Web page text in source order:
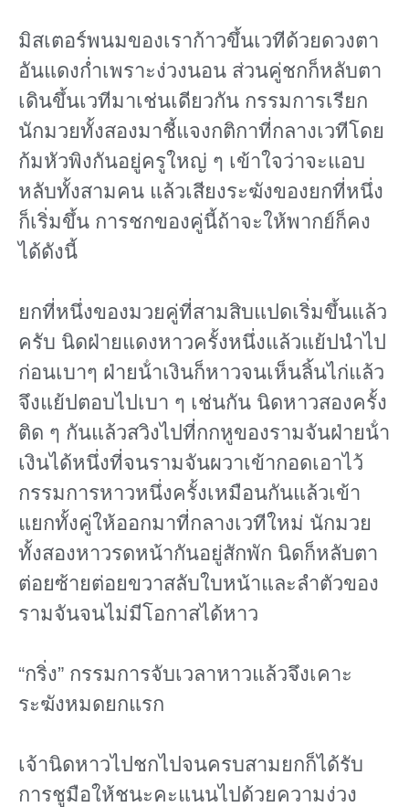
มิสเตอร์พนมของเราก้าวขึ้นเวทีด้วยดวงตา
อันแดงก่ำเพราะง่วงนอน ส่วนคู่ชกก็หลับตา
เดินขึ้นเวทีมาเช่นเดียวกัน กรรมการเรียก
นักมวยทั้งสองมาชี้แจงกติกาที่กลางเวทีโดย
ก้มหัวพิงกันอยู่ครูใหญ่ ๆ เข้าใจว่าจะแอบ
หลับทั้งสามคน แล้วเสียงระฆังของยกที่หนึ่ง
ก็เริ่มขึ้น การชกของคู่นี้ถ้าจะให้พากย์ก็คง
ได้ดังนี้
ยกที่หนึ่งของมวยคู่ที่สามสิบแปดเริ่มขึ้นแล้ว
ครับ นิดฝ่ายแดงหาวครั้งหนึ่งแล้วแย้ปนําไป
ก่อนเบาๆ ฝ่ายน้ําเงินก็หาวจนเห็นลิ้นไก่แล้ว
จึงแย้ปตอบไปเบา ๆ เช่นกัน นิดหาวสองครั้ง
ติด ๆ กันแล้วสวิงไปที่กกหูของรามจันฝ่ายน้ํา
เงินได้หนึ่งที่จนรามจันผวาเข้ากอดเอาไว้
กรรมการหาวหนึ่งครั้งเหมือนกันแล้วเข้า
แยกทั้งคู่ให้ออกมาที่กลางเวทีใหม่ นักมวย
ทั้งสองหาวรดหน้ากันอยู่สักพัก นิดก็หลับตา
ต่อยซ้ายต่อยขวาสลับใบหน้าและลําตัวของ
รามจันจนไม่มีโอกาสได้หาว
“กริ่ง” กรรมการจับเวลาหาวแล้วจึงเคาะ
ระฆังหมดยกแรก
เจ้านิดหาวไปชกไปจนครบสามยกก็ได้รับ
การชูมือให้ชนะคะแนนไปด้วยความง่วง